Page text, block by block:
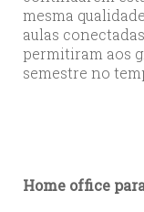
mesma
aulas
permitiram aos
semestre no
Home office